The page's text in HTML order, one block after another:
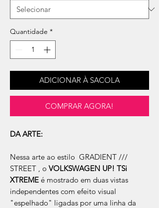
Quantidade *
ADICIONAR À SACOLA
COMPRAR AGORA!
DA ARTE:
Nessa arte ao estilo GRADIENT ///
STREET , o VOLKSWAGEN UP! TSi
XTREME é mostrado em duas vistas
independentes com efeito visual
"espelhado" ligadas por uma linha da